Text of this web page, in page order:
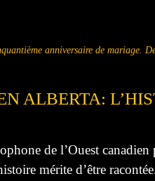
anniversaire de
ALBERTA:
de l’Ouest
mérite d’être